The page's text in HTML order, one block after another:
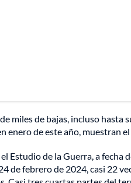
miles de bajas, incluso hasta
enero de este año, muestran
de la Guerra, a fecha
febrero de 2024, casi 22